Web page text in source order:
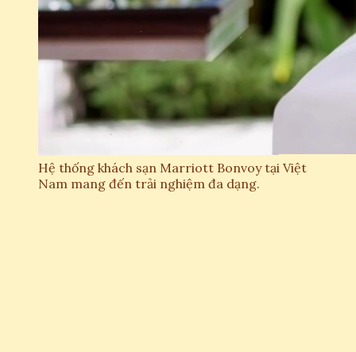
Hệ thống khách sạn Marriott Bonvoy tại Việt
Nam mang đến trải nghiệm đa dạng.